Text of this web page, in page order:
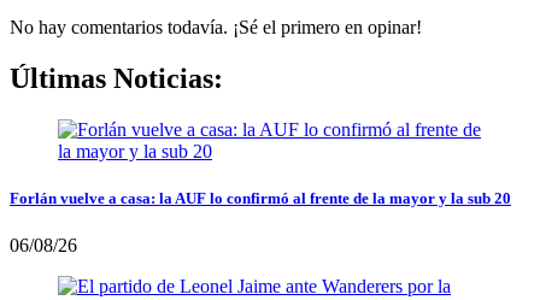
No hay comentarios todavía. ¡Sé el primero en opinar!
Últimas Noticias:
Forlán vuelve a casa: la AUF lo confirmó al frente de la mayor y la sub 20
06/08/26